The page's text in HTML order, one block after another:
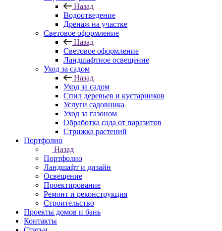
Назад
Водоотведение
Дренаж на участке
Световое оформление
Назад
Световое оформление
Ландшафтное освещение
Уход за садом
Назад
Уход за садом
Спил деревьев и кустарников
Услуги садовника
Уход за газоном
Обработка сада от паразитов
Стрижка растений
Портфолио
Назад
Портфолио
Ландшафт и дизайн
Освещение
Проектирование
Ремонт и реконструкция
Строительство
Проекты домов и бань
Контакты